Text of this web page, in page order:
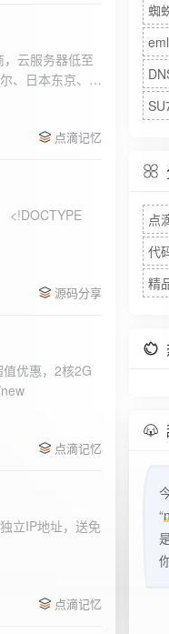
、日本东京、美
点滴记忆
width: 3
源码分享
优惠，2核2G
点滴记忆
立IP地址，送免
点滴记忆
蜘
点
代
精
“